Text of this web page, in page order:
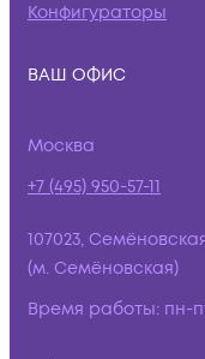
Конфигураторы
ВАШ ОФИС
Москва
+7 (495) 950-57-11
107023,
(м. Семёновская)
Время работы: пн-